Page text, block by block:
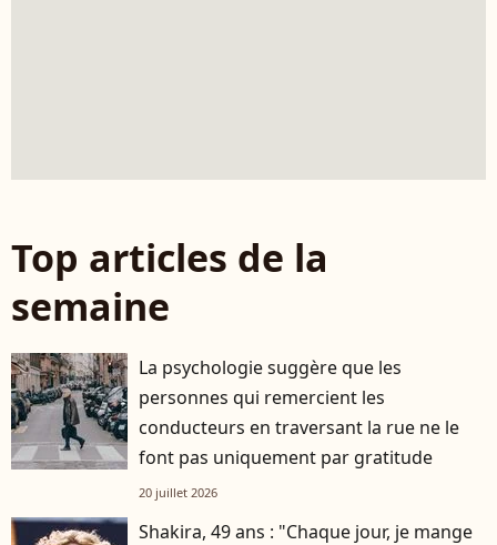
Top articles de la
semaine
La psychologie suggère que les
personnes qui remercient les
conducteurs en traversant la rue ne le
font pas uniquement par gratitude
20 juillet 2026
Shakira, 49 ans : "Chaque jour, je mange